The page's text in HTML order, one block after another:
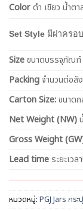
Colorดำ เขียว น้ำต
Set Style มีฝาครอบ
Sizeขนาดบรรจุภัณฑ์
Packingจำนวนต่อลัง
Carton Size:ขนาด
NetWeight (NW)
Gross Weight
Lead time ระยะเวล
หมวดหมู่: PGJ Jars กร